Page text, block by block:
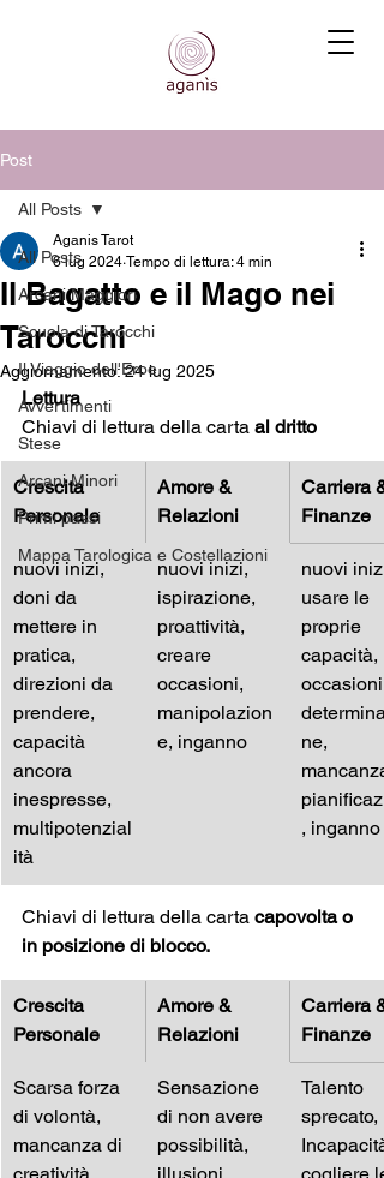
Post
All Posts
Arcani Maggiori
Scuola di Tarocchi
Il Viaggio dell'Eroe
Avvertimenti
Stese
Arcani Minori
Primi passi
Mappa Tarologica e Costellazioni
All Posts
Il Bagatto e il Mago nei
Tarocchi
Aganis Tarot
6 lug 2024 Tempo di lettura: 4 min
Aggiornamento:24 lug 2025
Lettura
Chiavi di lettura della carta al dritto
Crescita
Personale
Amore &
Relazioni
Carriera &
Finanze
nuovi inizi,
doni da
mettere in
pratica,
direzioni da
prendere,
capacità
ancora
inespresse,
multipotenzial
ità
nuovi inizi,
ispirazione,
proattività,
creare
occasioni,
manipolazion
e, inganno
nuovi
usare le
proprie
capacità,
occasioni,
ne,
mancanza
, inganno
Chiavi di lettura della carta capovolta o
in posizione di blocco.
Crescita
Personale
Amore &
Relazioni
Carriera &
Finanze
Scarsa forza
di volontà,
mancanza di
Sensazione
di non avere
possibilità,
Talento
sprecato,